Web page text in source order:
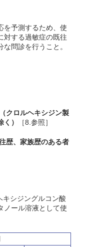
を予測するため、使
対する過敏症の既往
問診を行うこと。
クロルヘキシジン製
）
［8.参照］
歴、家族歴のある者
シジングルコン酸
ノール溶液として使